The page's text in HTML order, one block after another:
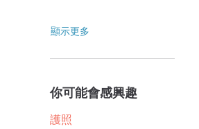
顯示更多
你可能會感興趣
護照